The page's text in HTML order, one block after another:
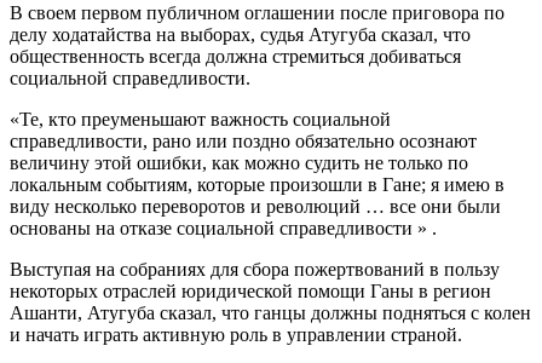
В своем первом публичном оглашении после приговора по
делу ходатайства на выборах, судья Атугуба сказал, что
общественность всегда должна стремиться добиваться
социальной справедливости.
«Те, кто преуменьшают важность социальной
справедливости, рано или поздно обязательно осознают
величину этой ошибки, как можно судить не только по
локальным событиям, которые произошли в Гане; я имею в
виду несколько переворотов и революций … все они были
основаны на отказе социальной справедливости » .
Выступая на собраниях для сбора пожертвований в пользу
некоторых отраслей юридической помощи Ганы в регион
Ашанти, Атугуба сказал, что ганцы должны подняться с колен
и начать играть активную роль в управлении страной.